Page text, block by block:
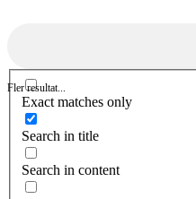
Fler resultat...
Exact matches only
Search in title
Search in content